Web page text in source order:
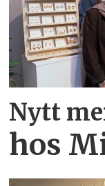
Nytt
hos